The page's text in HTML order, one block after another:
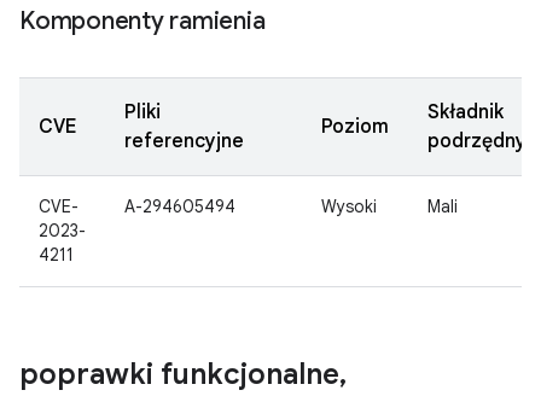
Komponenty ramienia
CVE
Pliki
referencyjne
Poziom
Składnik
podrzędny
CVE-
2023-
4211
A-294605494 Wysoki Mali
poprawki funkcjonalne,